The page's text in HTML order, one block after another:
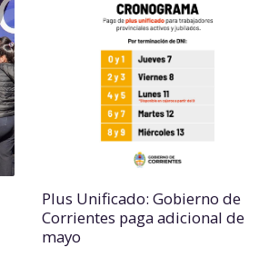
Plus Unificado: Gobierno de
Corrientes paga adicional de
mayo